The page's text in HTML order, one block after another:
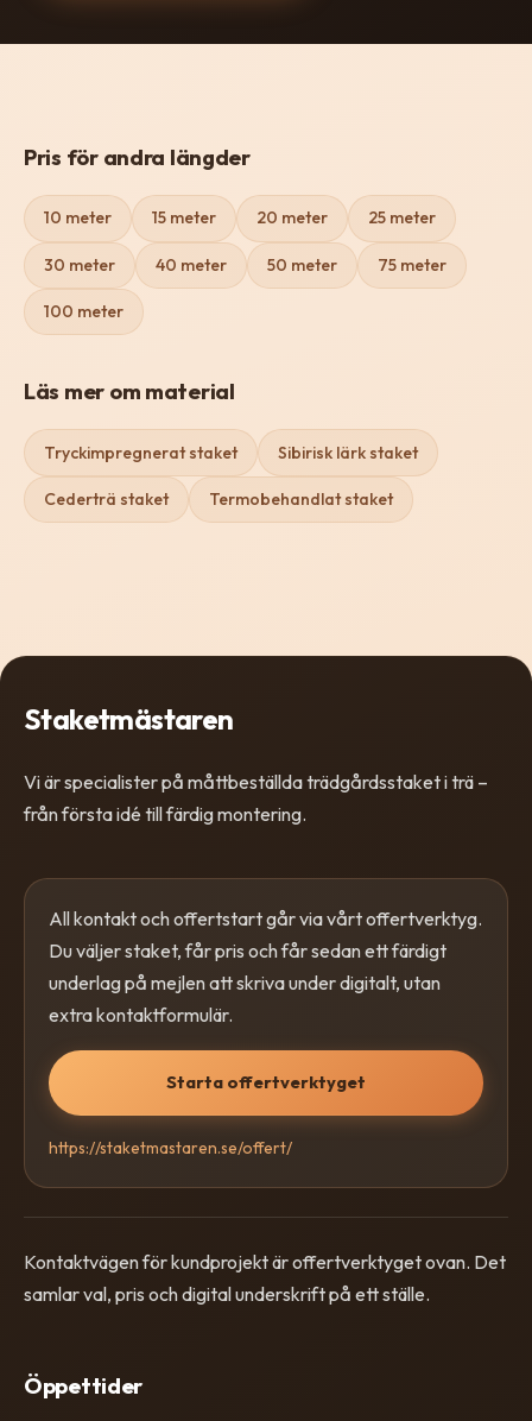
Pris för andra längder
10 meter 15 meter 20 meter 25 meter
30 meter 40 meter 50 meter 75 meter
100 meter
Läs mer om material
Tryckimpregnerat staket Sibirisk lärk staket
Cederträ staket Termobehandlat staket
Staketmästaren
Vi är specialister på måttbeställda trädgårdsstaket i trä –
från första idé till färdig montering.
All kontakt och offertstart går via vårt offertverktyg.
Du väljer staket, får pris och får sedan ett färdigt
underlag på mejlen att skriva under digitalt, utan
extra kontaktformulär.
Starta offertverktyget
https://staketmastaren.se/offert/
Kontaktvägen för kundprojekt är offertverktyget ovan. Det
samlar val, pris och digital underskrift på ett ställe.
Öppettider